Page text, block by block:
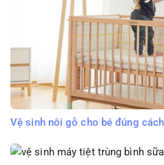
Vệ sinh nôi gỗ cho bé đúng cách